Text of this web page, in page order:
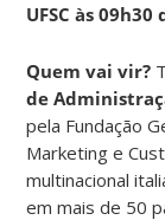
UFSC às
Quem vai vir?
de
pela Fundação
Marketing e
multinacional
em mais de 50